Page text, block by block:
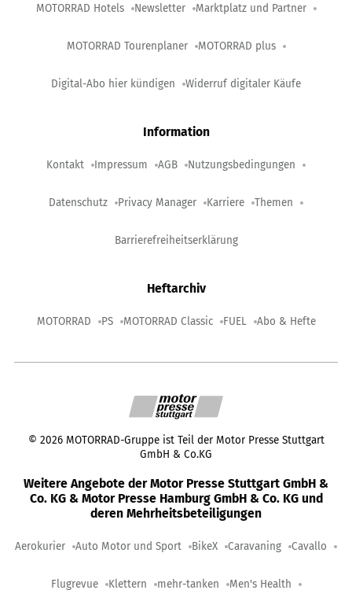
MOTORRAD Hotels Newsletter Marktplatz und Partner
MOTORRAD Tourenplaner MOTORRAD plus
Digital-Abo hier kündigen Widerruf digitaler Käufe
Information
Kontakt Impressum AGB Nutzungsbedingungen
Datenschutz Privacy Manager Karriere Themen
Barrierefreiheitserklärung
Heftarchiv
MOTORRAD PS MOTORRAD Classic FUEL Abo & Hefte
© 2026 MOTORRAD-Gruppe ist Teil der Motor Presse Stuttgart
GmbH & Co.KG
Weitere Angebote der Motor Presse Stuttgart GmbH &
Co. KG & Motor Presse Hamburg GmbH & Co. KG und
deren Mehrheitsbeteiligungen
Aerokurier Auto Motor und Sport BikeX Caravaning Cavallo
Flugrevue Klettern mehr-tanken Men's Health